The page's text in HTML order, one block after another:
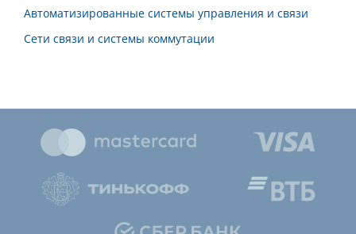
Автоматизированные системы управления и связи
Сети связи и системы коммутации